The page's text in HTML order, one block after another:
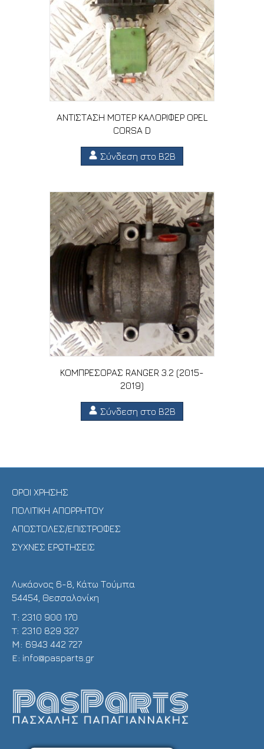
ΑΝΤΙΣΤΑΣΗ ΜΟΤΕΡ ΚΑΛΟΡΙΦΕΡ OPEL
CORSA D
Σύνδεση στο B2B
ΚΟΜΠΡΕΣΟΡΑΣ RANGER 3.2 (2015-
2019)
Σύνδεση στο B2B
ΟΡΟΙ ΧΡΗΣΗΣ
ΠΟΛΙΤΙΚΗ ΑΠΟΡΡΗΤΟΥ
ΑΠΟΣΤΟΛΕΣ/ΕΠΙΣΤΡΟΦΕΣ
ΣΥΧΝΕΣ ΕΡΩΤΗΣΕΙΣ
Λυκάονος 6-8, Κάτω Τούμπα
54454, Θεσσαλονίκη
Τ: 2310 900 170
T: 2310 829 327
Μ: 6943 442 727
E: info@pasparts.gr